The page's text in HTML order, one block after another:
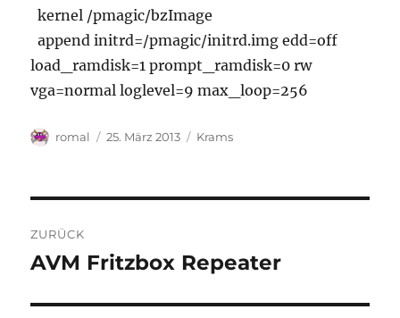
kernel /pmagic/bzImage
append initrd=/pmagic/initrd.img edd=off
load_ramdisk=1 prompt_ramdisk=0 rw
vga=normal loglevel=9 max_loop=256
Autor
romal
Veröffentlicht
25. März 2013 Kategorien
Krams
ZURÜCK
Vorheriger
AVM Fritzbox Repeater